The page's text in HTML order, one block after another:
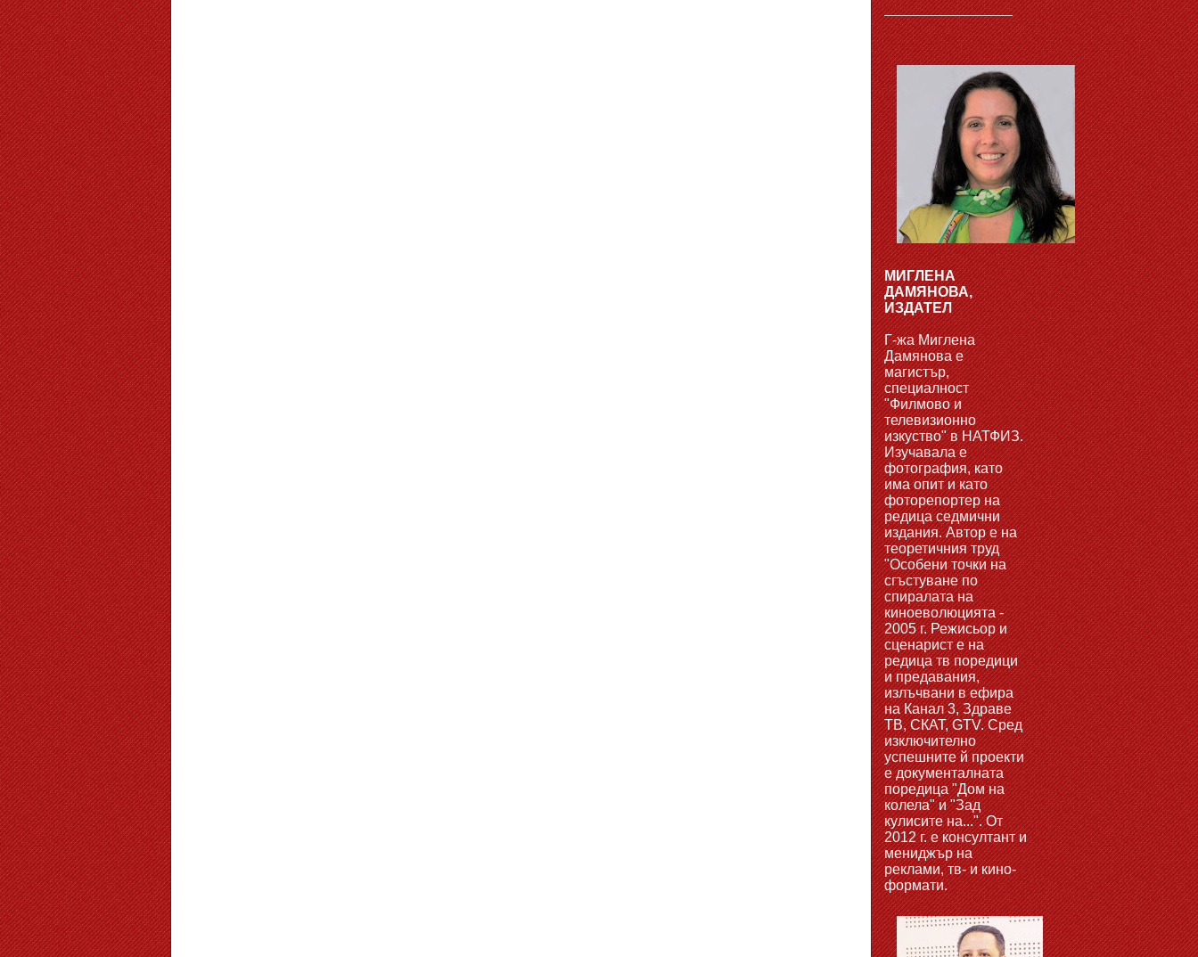
МИГЛЕНА
ДАМЯНОВА,
ИЗДАТЕЛ
Г-жа Миглена
Дамянова е
магистър,
специалност
"Филмово и
телевизионно
изкуство" в НАТФИЗ.
Изучавала е
фотография, като
има опит и като
фоторепортер на
редица седмични
издания. Автор е на
теоретичния труд
"Особени точки на
сгъстуване по
спиралата на
киноеволюцията -
2005 г. Режисьор и
сценарист е на
редица тв поредици
и предавания,
излъчвани в ефира
на Канал 3, Здраве
ТВ, СКАТ, GTV. Сред
изключително
успешните й проекти
е документалната
поредица "Дом на
колела" и "Зад
кулисите на...". От
2012 г. е консултант и
мениджър на
реклами, тв- и кино-
формати.